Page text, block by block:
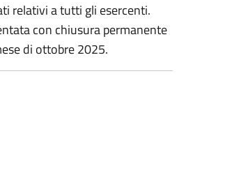
relativi a tutti gli esercenti.
con chiusura permanente
di ottobre 2025.